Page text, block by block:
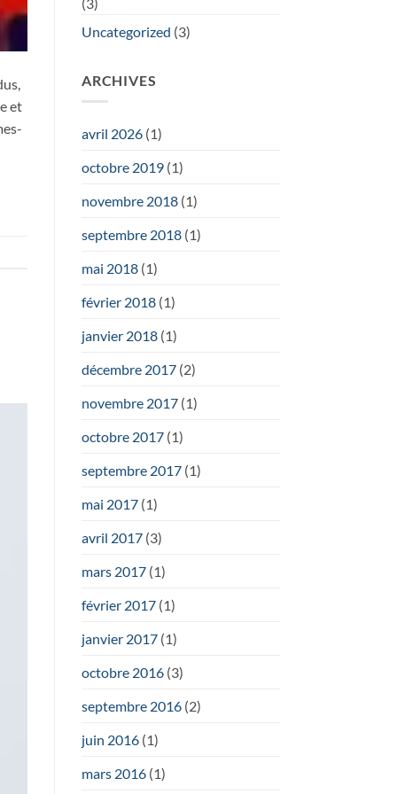
et
Uncategorized (3)
ARCHIVES
avril 2026 (1)
octobre 2019 (1)
novembre 2018 (1)
septembre 2018 (1)
mai 2018 (1)
février 2018 (1)
janvier 2018 (1)
décembre 2017 (2)
novembre 2017 (1)
octobre 2017 (1)
septembre 2017 (1)
mai 2017 (1)
avril 2017 (3)
mars 2017 (1)
février 2017 (1)
janvier 2017 (1)
octobre 2016 (3)
septembre 2016 (2)
juin 2016 (1)
mars 2016 (1)